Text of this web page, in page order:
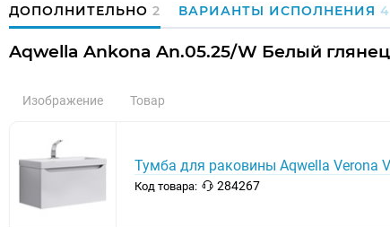
ДОПОЛНИТЕЛЬНО 2 ВАРИАНТЫ ИСПОЛНЕНИЯ 4
Aqwella Ankona An.05.25/W Белый
Изображение Товар
Тумба для раковины Aqwella Verona
Код товара: 284267